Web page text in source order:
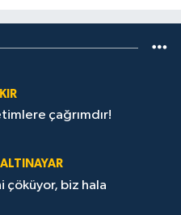
çağrımdır!
çöküyor, biz hala